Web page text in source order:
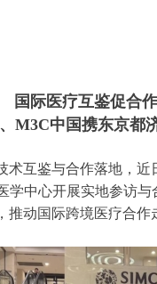
国际医疗互鉴促合
M3C中国携东京都
互鉴与合作落地，
中心开展实地参访
动国际跨境医疗合作